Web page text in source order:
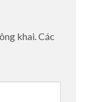
khai.Các